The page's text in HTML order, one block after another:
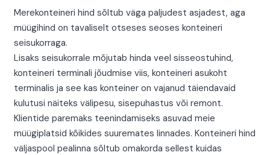
Merekonteineri hind sõltub väga paljudest asjadest, aga
müügihind on tavaliselt otseses seoses konteineri
seisukorraga.
Lisaks seisukorrale mõjutab hinda veel sisseostuhind,
konteineri terminali jõudmise viis, konteineri asukoht
terminalis ja see kas konteiner on vajanud täiendavaid
kulutusi näiteks välipesu, sisepuhastus või remont.
Klientide paremaks teenindamiseks asuvad meie
müügiplatsid kõikides suuremates linnades. Konteineri hind
väljaspool pealinna sõltub omakorda sellest kuidas